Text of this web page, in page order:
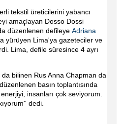
tekstil üreticilerini yabancı
amaçlayan Dosso Dossi
düzenlenen defileye Adriana
yürüyen Lima'ya gazeteciler ve
Lima, defile süresince 4 ayrı
da bilinen Rus Anna Chapman da
basın toplantısında
insanları çok seviyorum.
dedi.